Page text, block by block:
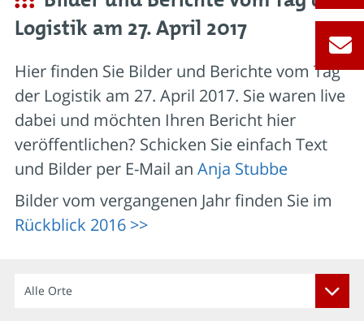
Logistik am 27. April 2017
Hier finden Sie Bilder und Berichte vom Tag
der Logistik am 27. April 2017. Sie waren live
dabei und möchten Ihren Bericht hier
veröffentlichen? Schicken Sie einfach Text
und Bilder per E-Mail an Anja Stubbe
Bilder vom vergangenen Jahr finden Sie im
Rückblick 2016 >>
Alle Orte